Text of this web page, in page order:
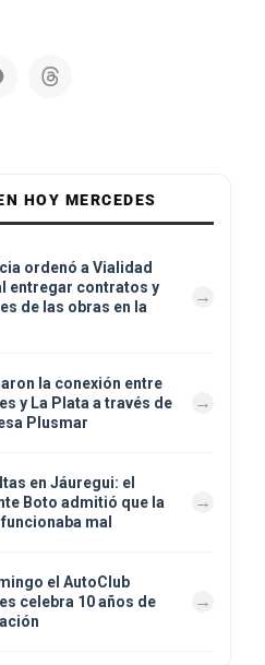
HOY MERCEDES
ordenó a Vialidad
entregar contratos y
de las obras en la
la conexión entre
y La Plata a través de
Plusmar
en Jáuregui: el
Boto admitió que la
mal
el AutoClub
celebra 10 años de